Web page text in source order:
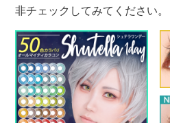
非チェックしてみてください。